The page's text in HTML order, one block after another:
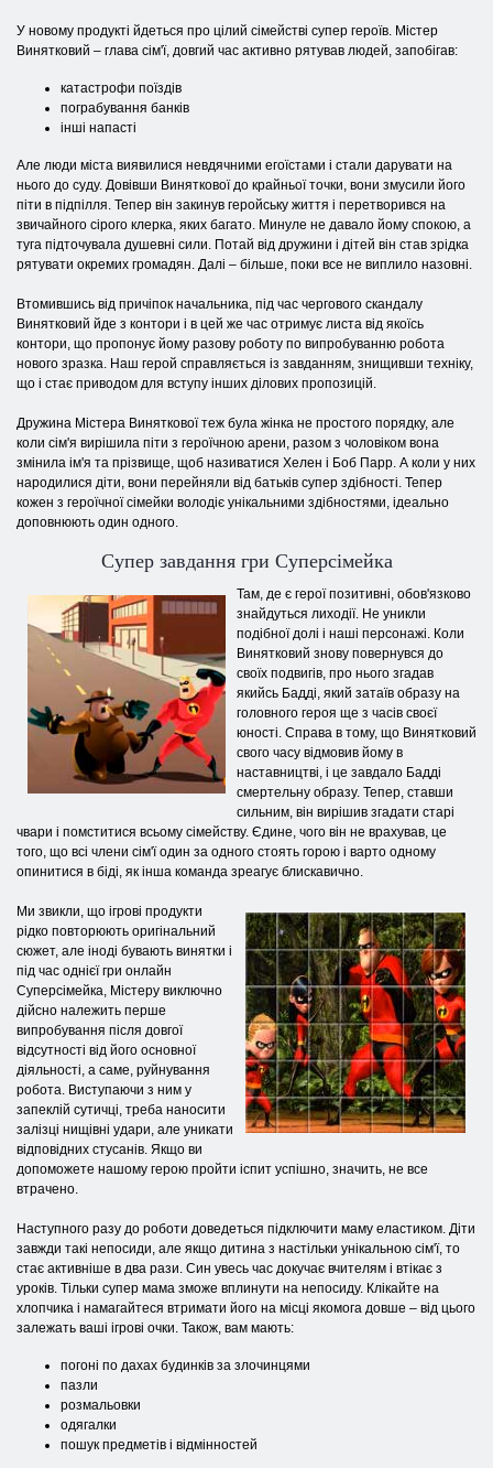
У новому продукті йдеться про цілий сімействі супер героїв. Містер
Винятковий – глава сім'ї, довгий час активно рятував людей, запобігав:
катастрофи поїздів
пограбування банків
інші напасті
Але люди міста виявилися невдячними егоїстами і стали дарувати на
нього до суду. Довівши Виняткової до крайньої точки, вони змусили його
піти в підпілля. Тепер він закинув геройську життя і перетворився на
звичайного сірого клерка, яких багато. Минуле не давало йому спокою, а
туга підточувала душевні сили. Потай від дружини і дітей він став зрідка
рятувати окремих громадян. Далі – більше, поки все не виплило назовні.
Втомившись від причіпок начальника, під час чергового скандалу
Винятковий йде з контори і в цей же час отримує листа від якоїсь
контори, що пропонує йому разову роботу по випробуванню робота
нового зразка. Наш герой справляється із завданням, знищивши техніку,
що і стає приводом для вступу інших ділових пропозицій.
Дружина Містера Виняткової теж була жінка не простого порядку, але
коли сім'я вирішила піти з героїчною арени, разом з чоловіком вона
змінила ім'я та прізвище, щоб називатися Хелен і Боб Парр. А коли у них
народилися діти, вони перейняли від батьків супер здібності. Тепер
кожен з героїчної сімейки володіє унікальними здібностями, ідеально
доповнюють один одного.
Супер завдання гри Суперсімейка
Там, де є герої позитивні, обов'язково
знайдуться лиходії. Не уникли
подібної долі і наші персонажі. Коли
Винятковий знову повернувся до
своїх подвигів, про нього згадав
якийсь Бадді, який затаїв образу на
головного героя ще з часів своєї
юності. Справа в тому, що Винятковий
свого часу відмовив йому в
наставництві, і це завдало Бадді
смертельну образу. Тепер, ставши
сильним, він вирішив згадати старі
чвари і помститися всьому сімейству. Єдине, чого він не врахував, це
того, що всі члени сім'ї один за одного стоять горою і варто одному
опинитися в біді, як інша команда зреагує блискавично.
Ми звикли, що ігрові продукти
рідко повторюють оригінальний
сюжет, але іноді бувають винятки і
під час однієї гри онлайн
Суперсімейка, Містеру виключно
дійсно належить перше
випробування після довгої
відсутності від його основної
діяльності, а саме, руйнування
робота. Виступаючи з ним у
запеклій сутичці, треба наносити
залізці нищівні удари, але уникати
відповідних стусанів. Якщо ви
допоможете нашому герою пройти іспит успішно, значить, не все
втрачено.
Наступного разу до роботи доведеться підключити маму еластиком. Діти
завжди такі непосиди, але якщо дитина з настільки унікальною сім'ї, то
стає активніше в два рази. Син увесь час докучає вчителям і втікає з
уроків. Тільки супер мама зможе вплинути на непосиду. Клікайте на
хлопчика і намагайтеся втримати його на місці якомога довше – від цього
залежать ваші ігрові очки. Також, вам мають:
погоні по дахах будинків за злочинцями
пазли
розмальовки
одягалки
пошук предметів і відмінностей